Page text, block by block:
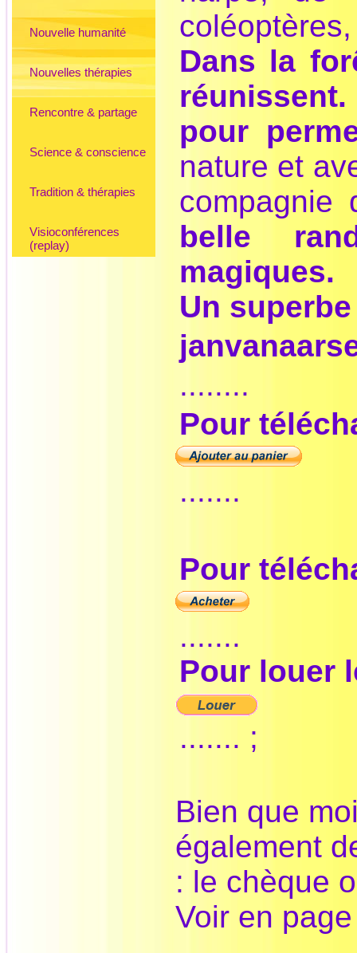
Nouvelle humanité
Nouvelles thérapies
Rencontre & partage
Science & conscience
Tradition & thérapies
Visioconférences
(replay)
Dans la
pour
nature et
belle
magiques.
Un
........
Pour
.......
Pour
.......
Pour louer
....... ;
Bien que
également
: le chèque
Voir en